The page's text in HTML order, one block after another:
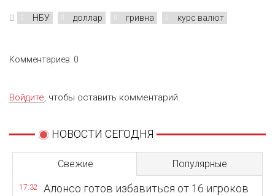
НБУ доллар гривна курс валют
Комментариев: 0
Войдите, чтобы оставить комментарий.
НОВОСТИ СЕГОДНЯ
Свежие Популярные
17:32
Алонсо готов избавиться от 16 игроков